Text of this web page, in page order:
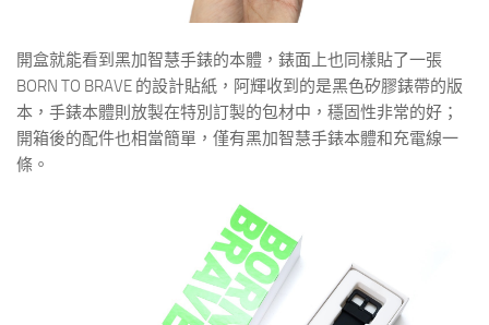
開盒就能看到黑加智慧手錶的本體，錶面上也同樣貼了一張
BORN TO BRAVE 的設計貼紙，阿輝收到的是黑色矽膠錶帶的版
本，手錶本體則放製在特別訂製的包材中，穩固性非常的好；
開箱後的配件也相當簡單，僅有黑加智慧手錶本體和充電線一
條。